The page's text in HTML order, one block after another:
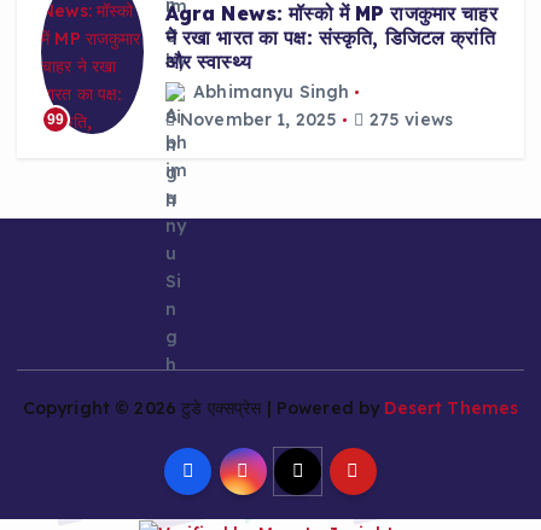
99
Agra News: मॉस्को में MP राजकुमार चाहर
ने रखा भारत का पक्ष: संस्कृति, डिजिटल क्रांति
और स्वास्थ्य
Abhimanyu Singh
November 1, 2025
275 views
Copyright © 2026 टुडे एक्सप्रेस | Powered by Desert Themes